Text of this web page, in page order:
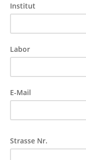
Institut
Labor
E-Mail
Strasse Nr.